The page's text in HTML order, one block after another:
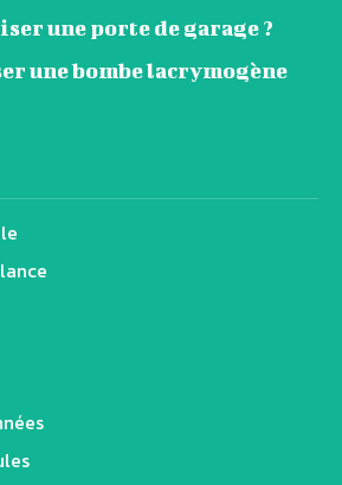
une porte de garage ?
une bombe lacrymogène